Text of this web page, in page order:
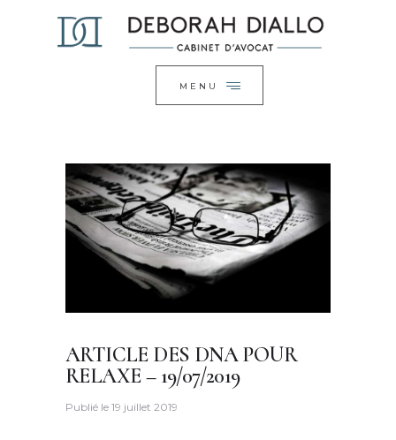
MENU
ACCUEIL
LE CABINET
CONTACT
ARTICLE DES DNA POUR
RELAXE – 19/07/2019
Publié le 19 juillet 2019